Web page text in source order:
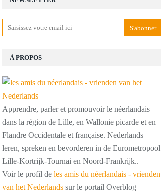
À PROPOS
Apprendre, parler et promouvoir le néerlandais
dans la région de Lille, en Wallonie picarde et en
Flandre Occidentale et française. Nederlands
leren, spreken en bevorderen in de Eurometropool
Lille-Kortrijk-Tournai en Noord-Frankrijk..
Voir le profil de les amis du néerlandais - vrienden
van het Nederlands sur le portail Overblog